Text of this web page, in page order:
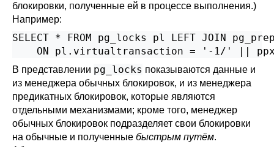
блокировки, полученные ей в процессе выполнения.)
Например:
SELECT * FROM pg_locks pl LEFT JOIN
ON pl.virtualtransaction = '-1/' ||
В представлении pg_locks показываются данные и
из менеджера обычных блокировок, и из менеджера
предикатных блокировок, которые являются
отдельными механизмами; кроме того, менеджер
обычных блокировок подразделяет свои блокировки
на обычные и полученные быстрым путём.